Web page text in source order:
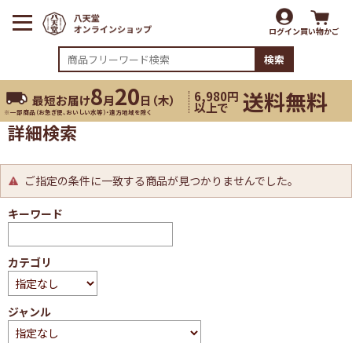
ログイン買い物かご
検索
最短お届け8月20日（木）
※一部商品（お急ぎ便、おいしい水等）・遠方地域を除く
6,980円
以上で 送料無料
詳細検索
ご指定の条件に一致する商品が見つかりませんでした。
キーワード
カテゴリ
ジャンル